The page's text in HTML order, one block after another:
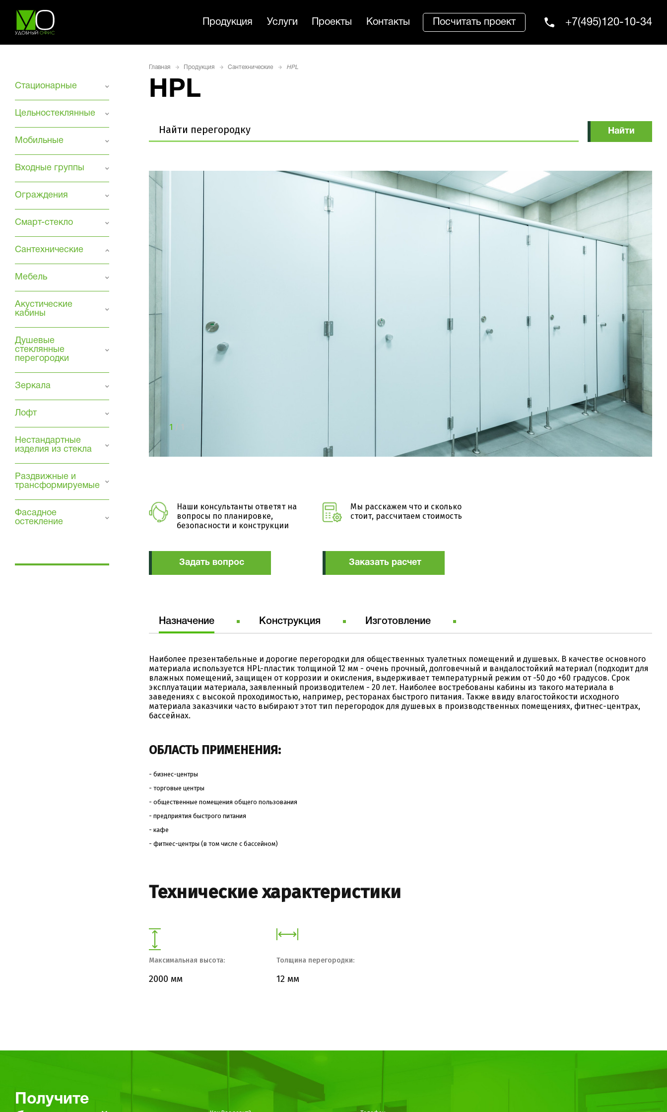
Продукция Услуги Проекты Контакты Посчитать проект +7(495)120-10-34
Стационарные
Цельностеклянные
Мобильные
Входные группы
Ограждения
Смарт-стекло
Сантехнические
Мебель
Акустические
кабины
Душевые
стеклянные
перегородки
Зеркала
Лофт
Нестандартные
изделия из стекла
Раздвижные и
трансформируемые
Фасадное
остекление
Главная Продукция Сантехнические HPL
HPL
Найти
1 / 1
Наши консультанты ответят на
вопросы по планировке,
безопасности и конструкции
Задать вопрос
Мы расскажем что и сколько
стоит, рассчитаем стоимость
Заказать расчет
Назначение
Наиболее презентабельные и дорогие перегородки для общественных туалетных помещений и душевых. В качестве основного
материала используется HPL-пластик толщиной 12 мм - очень прочный, долговечный и вандалостойкий материал (подходит для
влажных помещений, защищен от коррозии и окисления, выдерживает температурный режим от -50 до +60 градусов. Срок
эксплуатации материала, заявленный производителем - 20 лет. Наиболее востребованы кабины из такого материала в
заведениях с высокой проходимостью, например, ресторанах быстрого питания. Также ввиду влагостойкости исходного
материала заказчики часто выбирают этот тип перегородок для душевых в производственных помещениях, фитнес-центрах,
бассейнах.
ОБЛАСТЬ ПРИМЕНЕНИЯ:
- бизнес-центры
- торговые центры
- общественные помещения общего пользования
- предприятия быстрого питания
- кафе
- фитнес-центры (в том числе с бассейном)
Технические характеристики
Максимальная высота:
2000 мм
Толщина перегородки:
12 мм
Конструкция Изготовление
Получите